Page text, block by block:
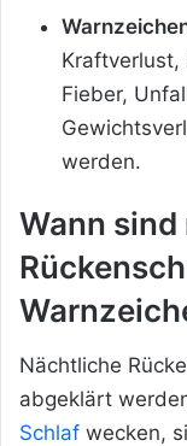
Kraftverlust,
Fieber,
werden.
Wann
Nächtliche
abgeklärt
Schlaf wecken,